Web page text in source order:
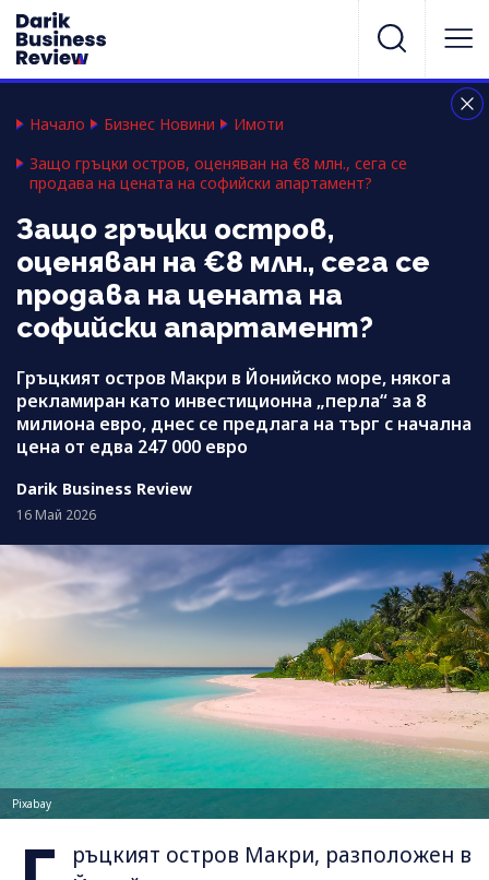
Начало Бизнес Новини
Имоти
Защо гръцки остров, оценяван на €8 млн., сега се
продава на цената на софийски апартамент?
Защо гръцки остров,
оценяван на €8 млн., сега се
продава на цената на
софийски апартамент?
Гръцкият остров Макри в Йонийско море, някога
рекламиран като инвестиционна „перла“ за 8
милиона евро, днес се предлага на търг с начална
цена от едва 247 000 евро
Darik Business Review
16 Май 2026
Pixabay
ръцкият остров Макри, разположен в